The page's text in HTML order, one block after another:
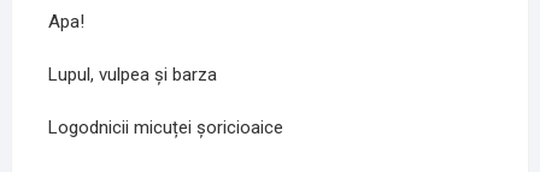
Apa!
Lupul, vulpea și barza
Logodnicii micuței șoricioaice